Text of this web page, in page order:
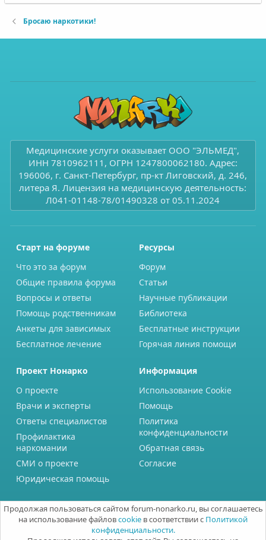
Бросаю наркотики!
Медицинские услуги оказывает ООО "ЭЛЬМЕД",
ИНН 7810962111, ОГРН 1247800062180. Адрес:
196006, г. Санкт-Петербург, пр-кт Лиговский, д. 246,
литера Я. Лицензия на медицинскую деятельность:
Л041-01148-78/01490328 от 05.11.2024
Старт на форуме
Что это за форум
Общие правила форума
Вопросы и ответы
Помощь родственникам
Анкеты для зависимых
Бесплатное лечение
Ресурсы
Форум
Статьи
Научные публикации
Библиотека
Бесплатные инструкции
Горячая линия помощи
Проект Нонарко
О проекте
Врачи и эксперты
Ответы специалистов
Профилактика
наркомании
СМИ о проекте
Юридическая помощь
Информация
Использование Cookie
Помощь
Политика
конфиденциальности
Обратная связь
Согласие
Продолжая пользоваться сайтом forum-nonarko.ru, вы соглашаетесь
на использование файловcookie в соответствии с Политикой
конфиденциальности.